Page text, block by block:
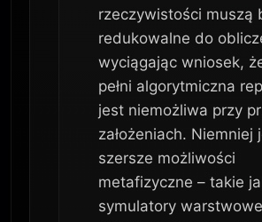
rzeczywistości muszą
redukowalne do
wyciągając wniosek,
pełni algorytmiczna
jest niemożliwa przy
założeniach. Niemniej
szersze możliwości
metafizyczne – takie
symulatory